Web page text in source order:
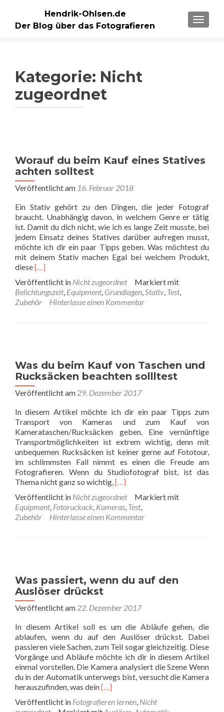
Hendrik-Ohlsen.de
Der Blog über das Fotografieren
Kategorie: Nicht
zugeordnet
Worauf du beim Kauf eines Statives
achten solltest
Veröffentlicht am 16. Februar 2018
Ein Stativ gehört zu den Dingen, die jeder Fotograf
braucht. Unabhängig davon, in welchem Genre er tätig
ist. Damit du dich nicht, wie ich es lange Zeit musste, bei
jedem Einsatz deines Statives darüber aufregen musst,
möchte ich dir ein paar Tipps geben. Was möchtest du
mit deinem Stativ machen Egal bei welchem Produkt,
dieseRead
about
Worauf
du
solltest
[…]
Veröffentlicht in Nicht zugeordnet
Markiert mit
Belichtungszeit, Equipment, Grundlagen,Stativ, Test,
Zubehör
Hinterlasse einen Kommentar
Was du beim Kauf von Taschen und
Rucksäcken beachten sollltest
Veröffentlicht am 29. Dezember 2017
In diesem Artikel möchte ich dir ein paar Tipps zum
Transport von Kameras und zum Kauf von
Kamerataschen/Rucksäcken geben. Eine vernünftige
Transportmöglichkeiten ist extrem wichtig, denn mit
unbequemen Rucksäcken ist keiner gerne auf Fototour,
im schlimmsten Fall nimmt es einen die Freude am
Fotografieren. Wenn du Studiofotograf bist, ist das
Thema nicht ganz so wichtig,Read
about
Was
du
Rucksäcken
[…]
Veröffentlicht in Nicht zugeordnet
Markiert mit
Equipment, Fotoruckack, Kameras, Test,
Zubehör
Hinterlasse einen Kommentar
Was passiert, wenn du auf den
Auslöser drückst
Veröffentlicht am 22. Dezember 2017
In diesem Artikel soll es um die Abläufe gehen, die
ablaufen, wenn du auf den Auslöser drückst. Dabei
passieren viele Sachen, zum Teil sogar gleichzeitig. Diese
Vorgänge und Abläufe möchte ich dir in diesem Artikel
einmal vorstellen. Die Kamera analysiert die Szene Wenn
du in der Automatik unterwegs bist, versucht die Kamera
herauszufinden, was deinRead
about
[…]
Veröffentlicht in Fotografieren lernen, Nicht